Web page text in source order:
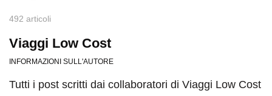
492 articoli
Viaggi Low Cost
INFORMAZIONI SULL'AUTORE
Tutti i post scritti dai collaboratori di Viaggi Low Cost